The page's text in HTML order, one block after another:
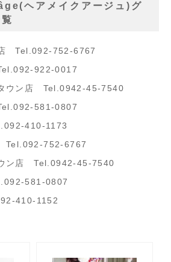
ヘアメイクアージュ)グ
Tel.092-752-6767
922-0017
ウン店 Tel.0942-45-7540
581-0807
410-1173
Tel.092-752-6767
ン店 Tel.0942-45-7540
581-0807
410-1152